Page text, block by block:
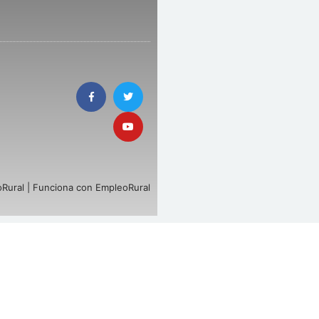
| Funciona con EmpleoRural